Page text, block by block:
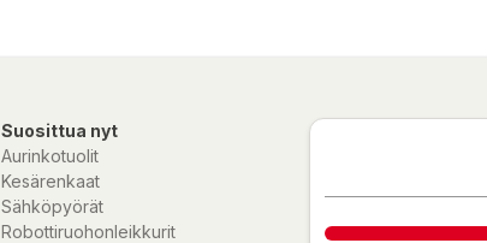
Suosittua nyt
Aurinkotuolit
Kesärenkaat
Sähköpyörät
Robottiruohonleikkurit